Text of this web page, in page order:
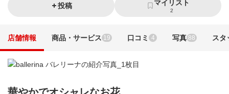
投稿 マイリスト
2
店舗情報 商品・サービス 19 口コミ 4 写真 88 スタ